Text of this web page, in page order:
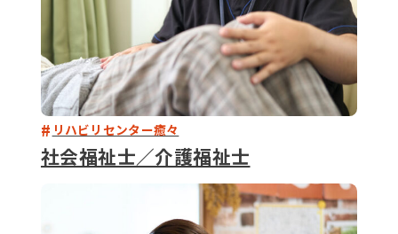
リハビリセンター癒々
社会福祉士／介護福祉士